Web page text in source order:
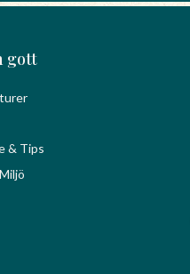
gott
& Tips